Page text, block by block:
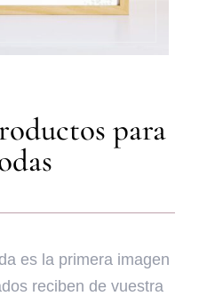
para
es la primera imagen
reciben de vuestra